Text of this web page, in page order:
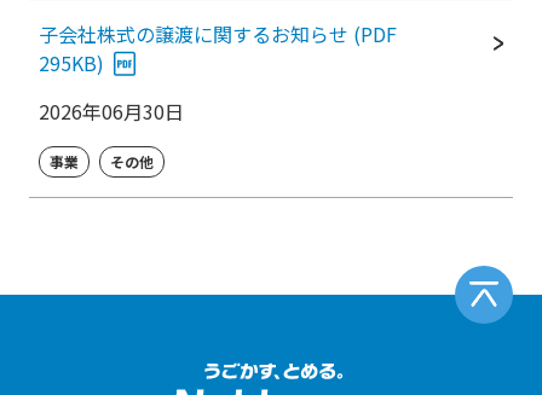
子会社株式の譲渡に関するお知らせ (PDF
295KB)
2026年06月30日
事業 その他